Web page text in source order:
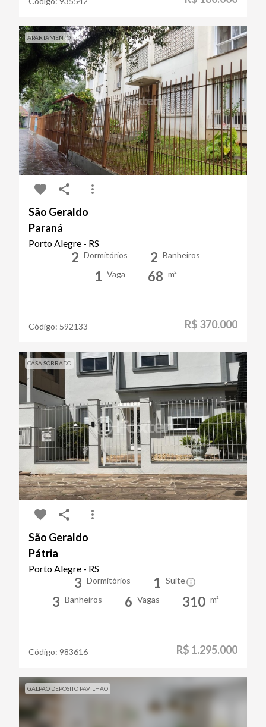
APARTAMENTO
São Geraldo
Paraná
Porto Alegre - RS
2 Dormitórios 2 Banheiros
1 Vaga 68 m²
Código: 592133 R$ 370.000
CASA SOBRADO
São Geraldo
Pátria
Porto Alegre - RS
3 Dormitórios 1 Suíte
3 Banheiros 6 Vagas 310 m²
Código: 983616 R$ 1.295.000
GALPAO DEPOSITO PAVILHAO